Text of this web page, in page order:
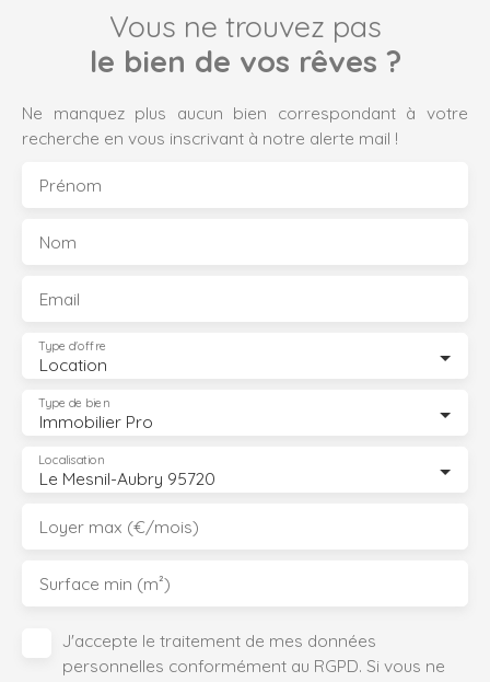
Vous ne trouvez pas
le bien de vos rêves ?
Ne manquez plus aucun bien correspondant à votre
recherche en vous inscrivant à notre alerte mail !
Prénom
Nom
Email
Location
Type d'offre
Immobilier Pro
Type de bien
Le Mesnil-Aubry 95720
Localisation
Loyer max (€/mois)
Surface min (m²)
J'accepte le traitement de mes données
personnelles conformément au RGPD. Si vous ne